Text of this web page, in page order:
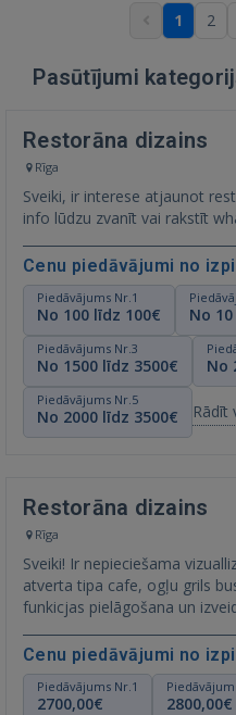
1 2
Pasūtījumi
Restorāna dizains
Rīga
Sveiki, ir interese atjaunot
info lūdzu zvanīt vai rakstīt
Cenu piedāvājumi no
Piedāvājums Nr.1
No 100 līdz 100€ No
Piedāvājums Nr.3
No 1500 līdz 3500€ No
Piedāvājums Nr.5
No 2000 līdz 3500€ Rādīt
Restorāna dizains
Rīga
Sveiki! Ir nepieciešama
atverta tipa cafe, ogļu grils
funkicjas pielāgošana un
Cenu piedāvājumi no
Piedāvājums Nr.1
2700,00€ 2800,00€